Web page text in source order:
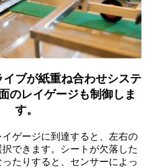
ブが紙重ね合わせシステ
のレイゲージも制御しま
す。
ゲージに到達すると、左右の
できます。シートが欠落した
たりすると、センサーによっ